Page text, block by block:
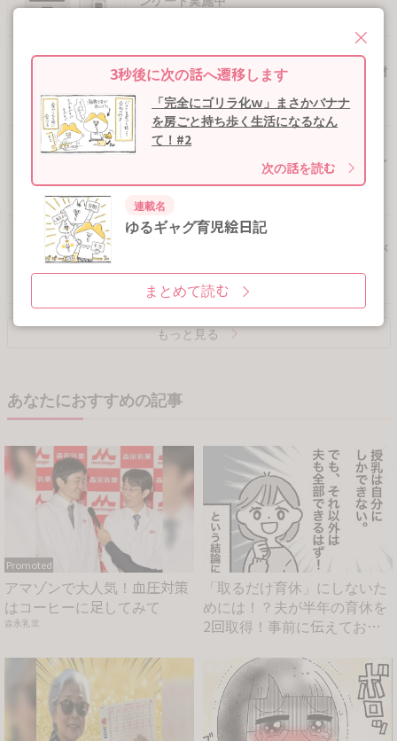
アンケート回答でベビージムや幼児英語教材
【妊婦さん限定】オリジナル「母子手帳ケー
【エリア限定】アンケート回答で豪華賞品が
もっと見る
あなたにおすすめの記事
Promoted
アマゾンで大人気！血圧対策
はコーヒーに足してみて
森永乳業
「取るだけ育休」にしないた
めには！？夫が半年の育休を
2回取得！事前に伝えておい
2秒後に次の話へ遷移します
「完全にゴリラ化ｗ」まさかバナナ
を房ごと持ち歩く生活になるなん
て！#2
次の話を読む
連載名
ゆるギャグ育児絵日記
まとめて読む